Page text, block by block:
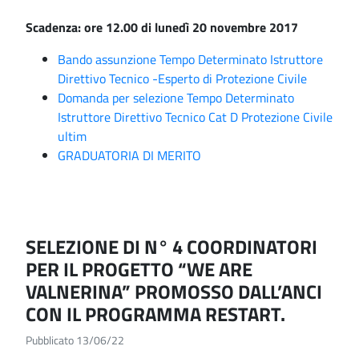
Scadenza: ore 12.00 di lunedì 20 novembre 2017
Bando assunzione Tempo Determinato Istruttore
Direttivo Tecnico -Esperto di Protezione Civile
Domanda per selezione Tempo Determinato
Istruttore Direttivo Tecnico Cat D Protezione Civile
ultim
GRADUATORIA DI MERITO
SELEZIONE DI N° 4 COORDINATORI
PER IL PROGETTO “WE ARE
VALNERINA” PROMOSSO DALL’ANCI
CON IL PROGRAMMA RESTART.
Pubblicato 13/06/22